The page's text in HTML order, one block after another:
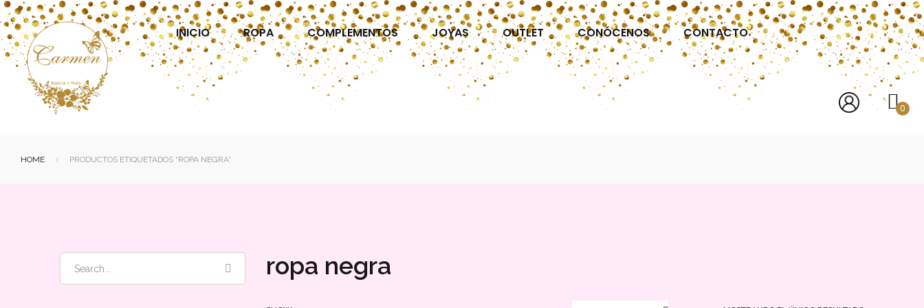
INICIO ROPA COMPLEMENTOS JOYAS OUTLET CONÓCENOS CONTACTO
0
HOME PRODUCTOS ETIQUETADOS “ROPA NEGRA”
ropa negra